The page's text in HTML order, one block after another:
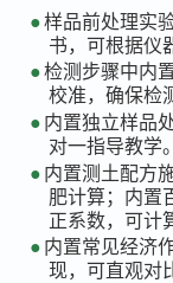
● 样品前处理实
书，可根据仪
● 检测步骤中内
校准，确保检
● 内置独立样品
对一指导教学。
● 内置测土配方
肥计算；内置
正系数，可计
● 内置常见经济
现，可直观对